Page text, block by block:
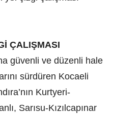
ÇALIŞMASI
güvenli ve düzenli hale
sürdüren Kocaeli
Kurtyeri-
Sarısu-Kızılcapınar